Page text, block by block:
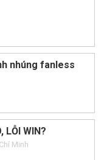
nhúng fanless
LỖI WIN?
Minh